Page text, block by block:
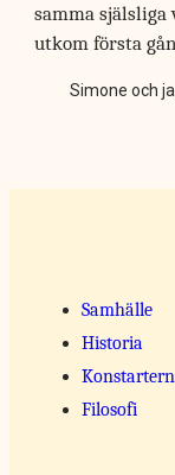
samma själsliga
utkom första
Simone och
Samhälle
Historia
Filosofi